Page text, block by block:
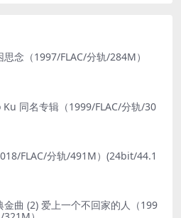
念（1997/FLAC/分轨/284M）
Ku 同名专辑（1999/FLAC/分轨/30
FLAC/分轨/491M）(24bit/44.1
金曲 (2) 爱上一个不回家的人（199